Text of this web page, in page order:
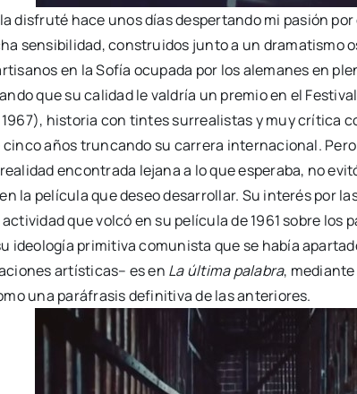
disfruté hace unos días despertando mi pasión
sensibilidad, construidos junto a un dramatismo
en la Sofía ocupada por los alemanes en
que su calidad le valdría un premio en el
historia con tintes surrealistas y muy crítica
años truncando su carrera internacional.
encontrada lejana a lo que esperaba, no
la película que deseo desarrollar. Su interés por
que volcó en su película de 1961 sobre los
ideología primitiva comunista que se había
artísticas– es en La última palabra,
una paráfrasis definitiva de las anteriores.